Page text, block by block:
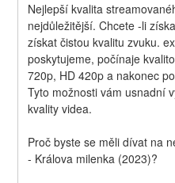
Nejlepší kvalita
nejdůležitější. Chcete -li
získat čistou kvalitu zvuku.
poskytujeme, počínaje
720p, HD 420p a nakonec
Tyto možnosti vám usnadní
kvality videa.
Proč byste se měli dívat na
- Králova milenka (2023)?